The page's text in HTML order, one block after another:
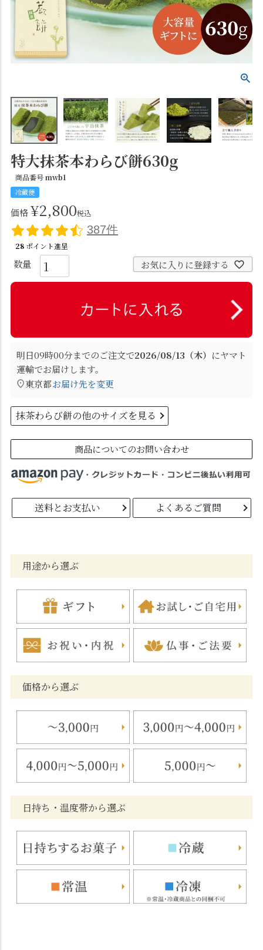
特大抹茶本わらび餅630g
商品番号mwb1
冷蔵便
価格¥2,800税込
387件
28 ポイント進呈
お気に入りに登録する
明日09時00分までのご注文で2026/08/13（木） にヤマト
運輸でお届けします。
東京都お届け先を変更
抹茶わらび餅の他のサイズを見る
商品についてのお問い合わせ
送料とお支払い よくあるご質問
用途から選ぶ
価格から選ぶ
日持ち・温度帯から選ぶ